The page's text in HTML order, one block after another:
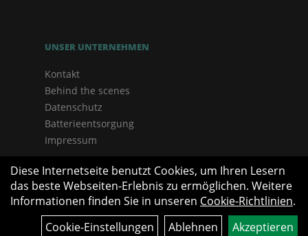
UNSER UNTERNEHMEN
Kontakt
Behind the scenes
Datenschutz
Batterieentsorgung
Impressum
Diese Internetseite benutzt Cookies, um Ihren Lesern
das beste Webseiten-Erlebnis zu ermöglichen. Weitere
Informationen finden Sie in unseren Cookie-Richtlinien.
Cookie-Einstellungen
Ablehnen Akzeptieren